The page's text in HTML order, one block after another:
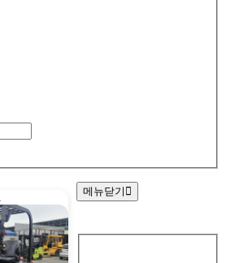
메뉴닫기
회